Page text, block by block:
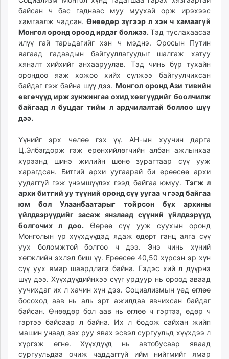
байсан ч бас гаднаас муу муухай орж ирэхээс
хамгаалж чадсан. Өнөөдөр зүгээр л хэн ч хамаагүй
Монгол оронд ороод ирдэг болжээ. Тэд туслахаасаа
илүү гай тарьдагийг хэн ч мэднэ. Оросын Путин
яагаад гадаадын байгууллагуудыг шалгаж хатуу
хяналт хийхийг анхааруулав. Тэд чинь бүр тухайн
орондоо яаж хожоо хийх сүлжээ байгуулчихсан
байдаг гэж байна шүү дээ. Монгол оронд Ази тивийн
өвгөчүүд ирж зунжингаа охид хөвгүүдийг боолчилж
байгаад л буцдаг тийм л ардчилалтай боллоо шүү
дээ.
Үүнийг эрх чөлөө гэх үү. АН-ын хуучин дарга
Ц.Элбэгдорж гэж ерөнхийлөгчийн албан ажлынхаа
хүрээнд шинэ жилийн шөнө зурагтаар сүү ууж
харагдсан. Битгий архи уугаарай би ерөөсөө архи
уудаггүй гэж үнэмшүүлэх гээд байгаа юмуу. Тэгж л
архи битгий уу түүний оронд сүү уугаа ч гээд байгаа
юм бол Улаанбаатарыг тойрсон бүх архины
үйлдвэрүүдийг засаж янзлаад сүүний үйлдвэрүүд
болгочих л доо. Өөрөө сүү ууж суухын оронд
Монголын үр хүүхдүүдэд ядаж өдөрт ганц аяга сүү
уух боломжтой болгоо ч дээ. Энэ чинь хүний
хөгжлийн эхлэл биш үү. Ерөөсөө 40,50 хүрсэн эр хүн
сүү уух ямар шаардлага байна. Гэдэс хий л дүүрнэ
шүү дээ. Хүүхдүүдийнхээ сүүг урдуур нь ороод аваад
уучихдаг их л хачин хүн дээ. Социализмын үед өглөө
босоход аав нь аль эрт ажилдаа явчихсан байдаг
байсан. Өнөөдөр бол аав нь өглөө ч гэртээ, өдөр ч
гэртээ байсаар л байна. Их л бодож сайхан жийп
машин унаад зах руу явах эсвэл сургуульд хүүхдээ л
хүргэж өгнө. Хүүхдүүд нь автобусаар яваад
сургуульдаа очиж чаддаггүй ийм нийгмийг ямар